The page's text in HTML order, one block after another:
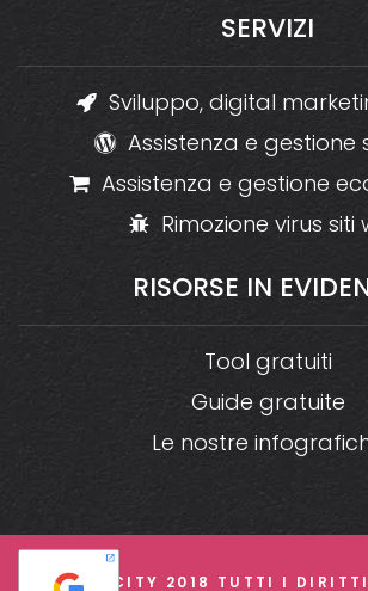
SERVIZI
Sviluppo, digital
Assistenza e gestione
Assistenza e gestione
Rimozione virus siti
RISORSE IN
Tool gratuiti
Guide gratuite
Le nostre
© CREACITY 2018 TUTTI I